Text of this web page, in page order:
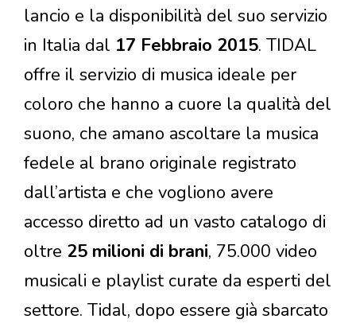
lancio e la disponibilità del suo servizio
in Italia dal 17 Febbraio 2015. TIDAL
offre il servizio di musica ideale per
coloro che hanno a cuore la qualità del
suono, che amano ascoltare la musica
fedele al brano originale registrato
dall’artista e che vogliono avere
accesso diretto ad un vasto catalogo di
oltre 25 milioni di brani, 75.000 video
musicali e playlist curate da esperti del
settore. Tidal, dopo essere già sbarcato